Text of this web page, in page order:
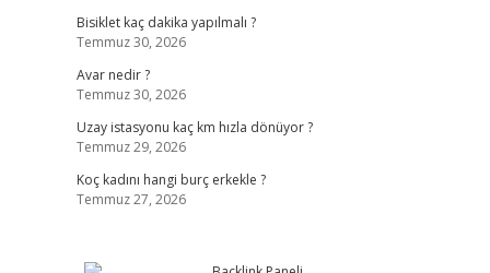
Bisiklet kaç dakika yapılmalı ?
Temmuz 30, 2026
Avar nedir ?
Temmuz 30, 2026
Uzay istasyonu kaç km hızla dönüyor ?
Temmuz 29, 2026
Koç kadını hangi burç erkekle ?
Temmuz 27, 2026